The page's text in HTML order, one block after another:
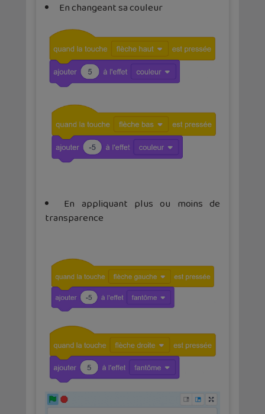
En changeant sa couleur
En appliquant plus ou moins de
transparence